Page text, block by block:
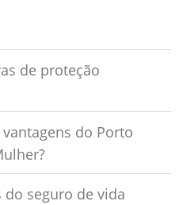
de proteção
do Porto
do seguro de vida